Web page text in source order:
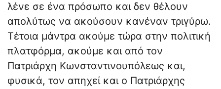
λένε σε ένα πρόσωπο και δεν θέλουν
απολύτως να ακούσουν κανέναν τριγύρω.
Τέτοια μάντρα ακούμε τώρα στην πολιτική
πλατφόρμα, ακούμε και από τον
Πατριάρχη Κωνσταντινουπόλεως και,
φυσικά, τον απηχεί και ο Πατριάρχης